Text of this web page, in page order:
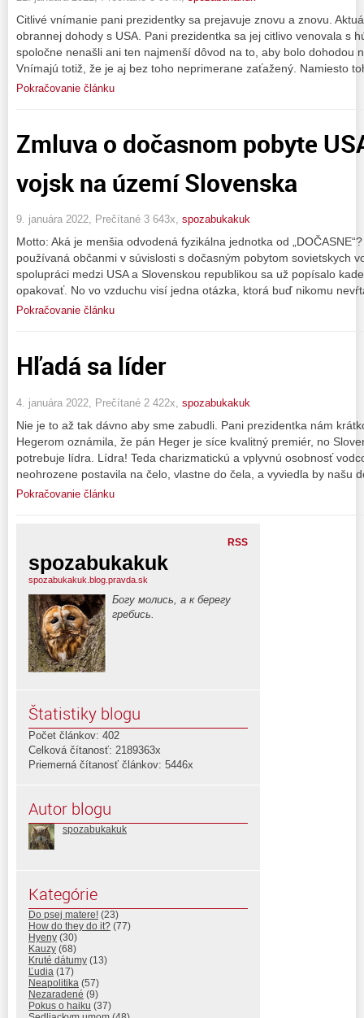
Citlivé vnímanie pani prezidentky sa prejavuje znovu a znovu.
obrannej dohody s USA. Pani prezidentka sa jej citlivo venovala s
spoločne nenašli ani ten najmenší dôvod na to, aby bolo dohodou
Vnímajú totiž, že je aj bez toho neprimerane zaťažený. Namiesto
Pokračovanie článku
Zmluva o dočasnom pobyte
vojsk na území Slovenska
9. januára 2022, Prečítané 3 643x, spozabukakuk
Motto: Aká je menšia odvodená fyzikálna jednotka od
používaná občanmi v súvislosti s dočasným pobytom sovietskych
spolupráci medzi USA a Slovenskou republikou sa už popísalo
opakovať. No vo vzduchu visí jedna otázka, ktorá buď nikomu
Pokračovanie článku
Hľadá sa líder
4. januára 2022, Prečítané 2 422x, spozabukakuk
Nie je to až tak dávno aby sme zabudli. Pani prezidentka nám
Hegerom oznámila, že pán Heger je síce kvalitný premiér, no
potrebuje lídra. Lídra! Teda charizmatickú a vplyvnú osobnosť
neohrozene postavila na čelo, vlastne do čela, a vyviedla by našu
Pokračovanie článku
RSS
spozabukakuk
spozabukakuk.blog.pravda.sk
Богу молись, а к берегу
гребись.
Štatistiky blogu
Počet článkov: 402
Celková čítanosť: 2189363x
Priemerná čítanosť článkov: 5446x
Autor blogu
spozabukakuk
Kategórie
Do psej matere! (23)
How do they do it? (77)
Hyeny (30)
Kauzy (68)
Kruté dátumy (13)
Ľudia (17)
Neapolitika (57)
Nezaradené (9)
Pokus o haiku (37)